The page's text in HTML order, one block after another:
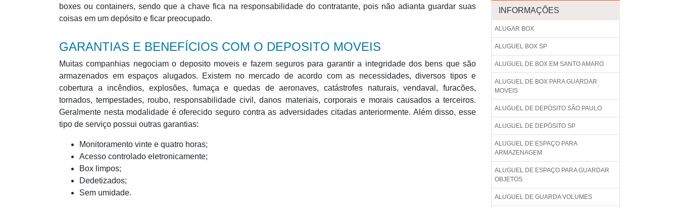
boxes ou containers, sendo que a chave fica na responsabilidade do contratante, pois não adianta guardar suas
coisas em um depósito e ficar preocupado.
GARANTIAS E BENEFÍCIOS COM O DEPOSITO MOVEIS
Muitas companhias negociam o deposito moveis e fazem seguros para garantir a integridade dos bens que são
armazenados em espaços alugados. Existem no mercado de acordo com as necessidades, diversos tipos e
cobertura a incêndios, explosões, fumaça e quedas de aeronaves, catástrofes naturais, vendaval, furacões,
tornados, tempestades, roubo, responsabilidade civil, danos materiais, corporais e morais causados a terceiros.
Geralmente nesta modalidade é oferecido seguro contra as adversidades citadas anteriormente. Além disso, esse
tipo de serviço possui outras garantias:
Monitoramento vinte e quatro horas;
Acesso controlado eletronicamente;
Box limpos;
Dedetizados;
Sem umidade.
INFORMAÇÕES
ALUGAR BOX
ALUGUEL BOX SP
ALUGUEL DE BOX EM SANTO AMARO
ALUGUEL DE BOX PARA GUARDAR
MOVEIS
ALUGUEL DE DEPÓSITO SÃO PAULO
ALUGUEL DE DEPÓSITO SP
ALUGUEL DE ESPAÇO PARA
ARMAZENAGEM
ALUGUEL DE ESPAÇO PARA GUARDAR
OBJETOS
ALUGUEL DE GUARDA VOLUMES